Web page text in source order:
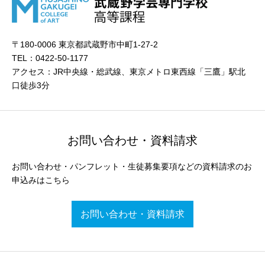
〒180-0006 東京都武蔵野市中町1-27-2
TEL：0422-50-1177
アクセス：JR中央線・総武線、東京メトロ東西線「三鷹」駅北
口徒歩3分
お問い合わせ・資料請求
お問い合わせ・パンフレット・生徒募集要項などの資料請求のお
申込みはこちら
お問い合わせ・資料請求